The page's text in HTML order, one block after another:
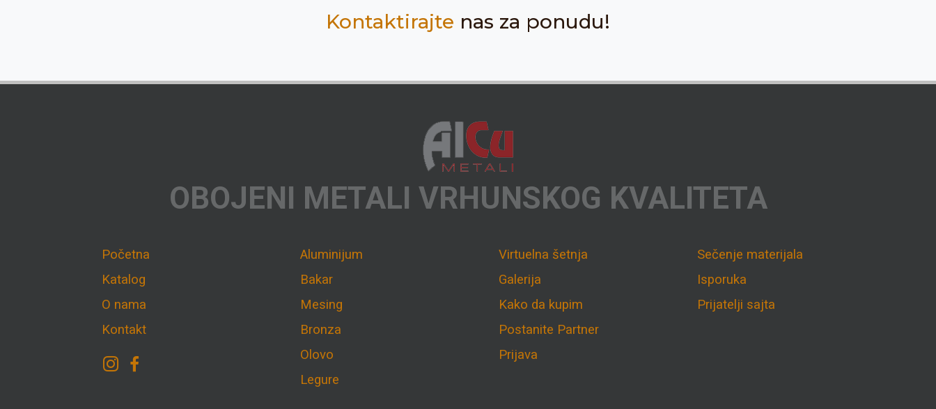
Kontaktirajte nas za ponudu!
OBOJENI METALI VRHUNSKOG KVALITETA
Početna
Katalog
O nama
Kontakt
Aluminijum
Bakar
Mesing
Bronza
Olovo
Legure
Virtuelna šetnja
Galerija
Kako da kupim
Postanite Partner
Prijava
Sečenje materijala
Isporuka
Prijatelji sajta